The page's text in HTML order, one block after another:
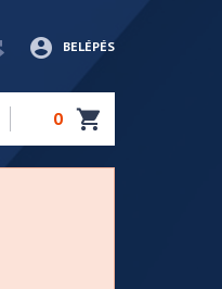
BELÉPÉS
0